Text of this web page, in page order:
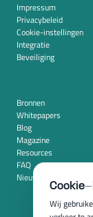
Impressum
Privacybeleid
Cookie-instellingen
Integratie
Beveiliging
Bronnen
Whitepapers
Blog
Magazine
Resources
FAQ
Nieuwskamer
Wij